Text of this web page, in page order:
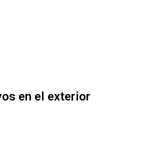
en el exterior